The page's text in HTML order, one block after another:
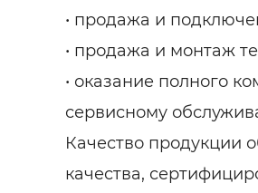
• продажа и
• продажа и монтаж
• оказание полного
сервисному
Качество продукции
качества,